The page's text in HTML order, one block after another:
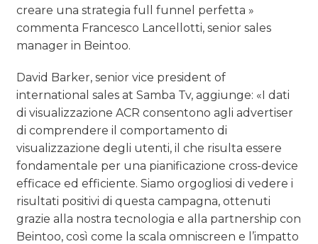
creare una strategia full funnel perfetta »
commenta Francesco Lancellotti, senior sales
manager in Beintoo.
David Barker, senior vice president of
international sales at Samba Tv, aggiunge: «I dati
di visualizzazione ACR consentono agli advertiser
di comprendere il comportamento di
visualizzazione degli utenti, il che risulta essere
fondamentale per una pianificazione cross-device
efficace ed efficiente. Siamo orgogliosi di vedere i
risultati positivi di questa campagna, ottenuti
grazie alla nostra tecnologia e alla partnership con
Beintoo, così come la scala omniscreen e l’impatto